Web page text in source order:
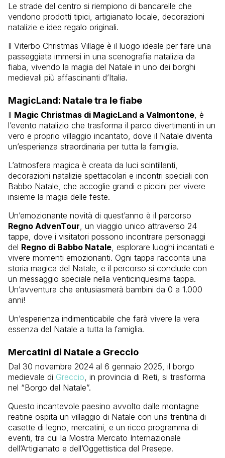
Le strade del centro si riempiono di bancarelle che
vendono prodotti tipici, artigianato locale, decorazioni
natalizie e idee regalo originali.
Il Viterbo Christmas Village è il luogo ideale per fare una
passeggiata immersi in una scenografia natalizia da
fiaba, vivendo la magia del Natale in uno dei borghi
medievali più affascinanti d’Italia.
MagicLand: Natale tra le fiabe
Il Magic Christmas di MagicLand a Valmontone , è
l’evento natalizio che trasforma il parco divertimenti in un
vero e proprio villaggio incantato, dove il Natale diventa
un’esperienza straordinaria per tutta la famiglia.
L’atmosfera magica è creata da luci scintillanti,
decorazioni natalizie spettacolari e incontri speciali con
Babbo Natale, che accoglie grandi e piccini per vivere
insieme la magia delle feste.
Un’emozionante novità di quest’anno è il percorso
Regno AdvenTour , un viaggio unico attraverso 24
tappe, dove i visitatori possono incontrare personaggi
del Regno di Babbo Natale , esplorare luoghi incantati e
vivere momenti emozionanti. Ogni tappa racconta una
storia magica del Natale, e il percorso si conclude con
un messaggio speciale nella venticinquesima tappa.
Un’avventura che entusiasmerà bambini da 0 a 1.000
anni!
Un’esperienza indimenticabile che farà vivere la vera
essenza del Natale a tutta la famiglia.
Mercatini di Natale a Greccio
Dal 30 novembre 2024 al 6 gennaio 2025, il borgo
medievale di Greccio , in provincia di Rieti, si trasforma
nel “Borgo del Natale”.
Questo incantevole paesino avvolto dalle montagne
reatine ospita un villaggio di Natale con una trentina di
casette di legno, mercatini, e un ricco programma di
eventi, tra cui la Mostra Mercato Internazionale
dell’Artigianato e dell’Oggettistica del Presepe.